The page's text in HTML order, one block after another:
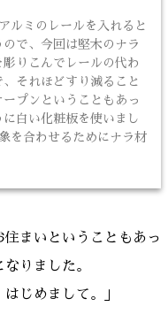
ルミのレールを入れると
で、今回は堅木のナラ
りこんでレールの代わ
それほどすり減ること
プンということもあっ
白い化粧板を使いまし
を合わせるためにナラ材
まいということもあっ
りました。
じめまして。」